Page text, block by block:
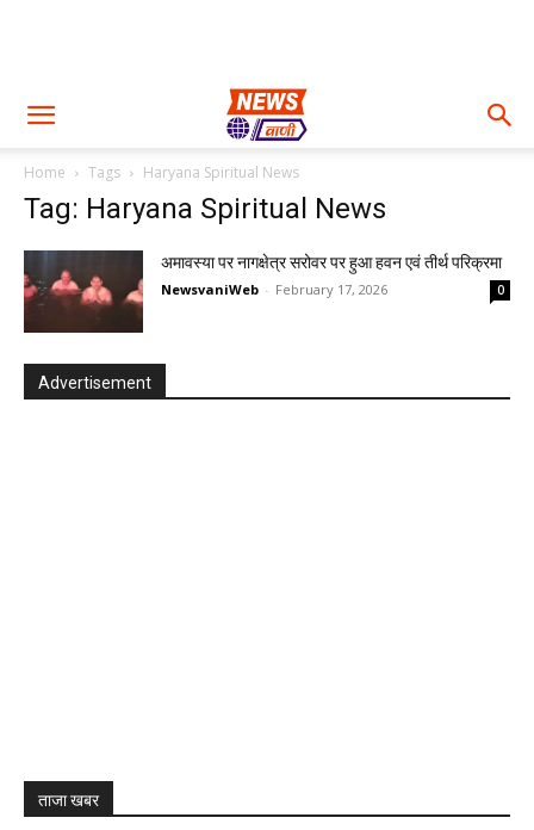
Home Tags Haryana Spiritual News
Tag: Haryana Spiritual News
अमावस्या पर नागक्षेत्र सरोवर पर हुआ हवन एवं तीर्थ परिक्रमा
NewsvaniWeb - February 17, 2026 0
Advertisement
ताजा खबर